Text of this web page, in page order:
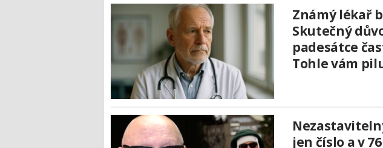
Známý lékař
Skutečný
padesátce
Tohle vám
jen číslo a v